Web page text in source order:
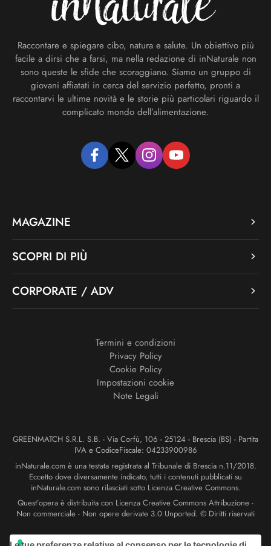
Raccontare e spiegare cibo, natura e salute. Un obiettivo più
facile a dirsi che a farsi, ma nella redazione di inNaturale non
sono queste le sfide che scoraggiano. Siamo un gruppo di
giovani affiatati in cerca del servizio perfetto, pronti a
raccontarvi le ultime novità e le storie più particolari riguardo il
complicato mondo dell’alimentazione.
facebooktwitter instagramyoutube
MAGAZINE
SCOPRI DI PIÙ
CORPORATE / ADV
Termini e condizioni
Privacy Policy
Cookie Policy
Impostazioni cookie
Note Legali
GREENMATCH S.R.L. S.B. - Via Corfù, 106 - 25124 - Brescia (BS) - Partita
IVA e CodiceFiscale: 04233900986
inNaturale.com è una testata registrata al Tribunale di Brescia n.11/2018.
Eccetto dove diversamente indicato, tutti i contenuti pubblicati su
inNaturale.com sono rilasciati sotto Licenza Creative Commons.
Quest’opera è distribuita con Licenza Creative Commons Attribuzione -
Non commerciale - Non opere derivate 3.0 Unported. © Diritti riservati